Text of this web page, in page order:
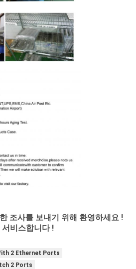
조사를 보내기 위해 환영하세요 !
비스합니다 !
2 Ethernet Ports
2 Ports